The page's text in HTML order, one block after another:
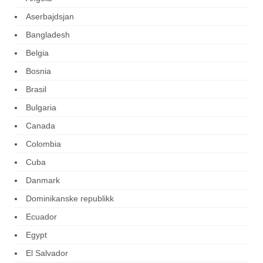
Aserbajdsjan
Bangladesh
Belgia
Bosnia
Brasil
Bulgaria
Canada
Colombia
Cuba
Danmark
Dominikanske republikk
Ecuador
Egypt
El Salvador